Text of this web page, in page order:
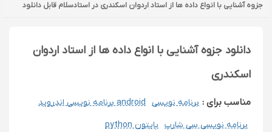
جزوه آشنایی با انواع داده ها از استاد اردوان اسکندری در استادسلام قابل دانلود
دانلود جزوه آشنایی با انواع داده ها از استاد اردوان
اسکندری
مناسب برای : برنامه نویسی android برنامه نویسی اندروید
برنامه نویسی سی شارپ پایتون python